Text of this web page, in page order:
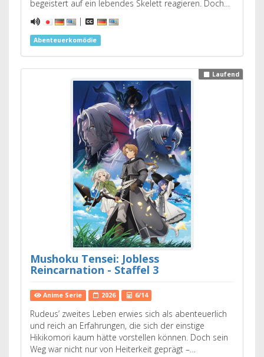
begeistert auf ein lebendes Skelett reagieren. Doch…
|
Abenteuerkomödie
Laufend
Mushoku Tensei: Jobless
Reincarnation - Staffel 3
Anime Serie 2026 6/14
Rudeus’ zweites Leben erwies sich als abenteuerlich
und reich an Erfahrungen, die sich der einstige
Hikikomori kaum hätte vorstellen können. Doch sein
Weg war nicht nur von Heiterkeit geprägt –…